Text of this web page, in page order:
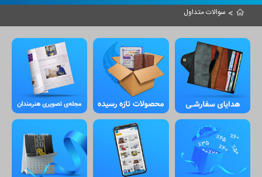
> سوالات متداول